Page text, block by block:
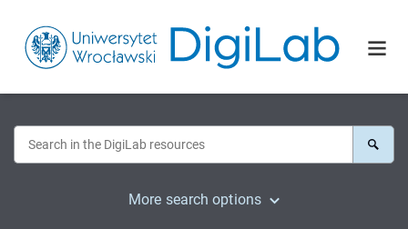
More search options